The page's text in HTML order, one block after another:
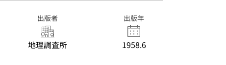
出版者
地理調査所
出版年
1958.6